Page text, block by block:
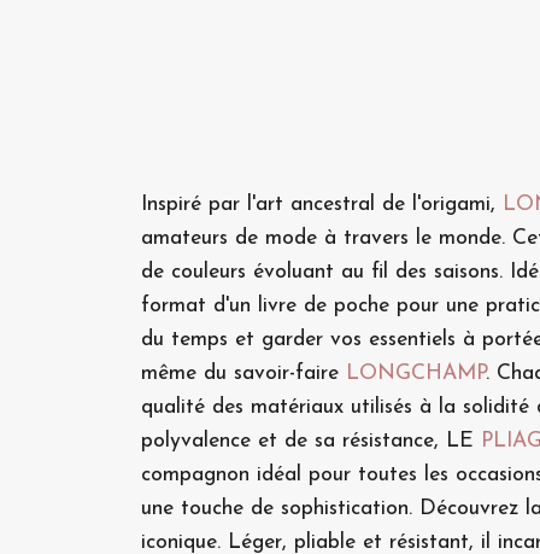
Inspiré par l'art ancestral de l'origami,
amateurs de mode à travers le monde.
de couleurs évoluant au fil des saisons.
format d'un livre de poche pour une
du temps et garder vos essentiels à
même du savoir-faire LONGCHAMP.
qualité des matériaux utilisés à la
polyvalence et de sa résistance, LE
compagnon idéal pour toutes les
une touche de sophistication. Découvrez
iconique. Léger, pliable et résistant, il